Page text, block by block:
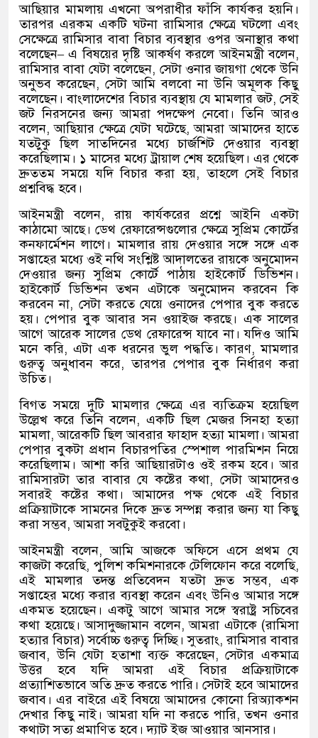
আছিয়ার মামলায় এখনো অপরাধীর ফাঁসি কার্যকর হয়নি।
তারপর এরকম একটি ঘটনা রামিসার ক্ষেত্রে ঘটলো এবং
সেক্ষেত্রে রামিসার বাবা বিচার ব্যবস্থার ওপর অনাস্থার কথা
বলেছেন–এ বিষয়ের দৃষ্টি আকর্ষণ করলে আইনমন্ত্রী বলেন,
রামিসার বাবা যেটা বলেছেন, সেটা ওনার জায়গা থেকে উনি
অনুভব করেছেন, সেটা আমি বলবো না উনি অমূলক কিছু
বলেছেন। বাংলাদেশের বিচার ব্যবস্থায় যে মামলার জট,সেই
জট নিরসনের জন্য আমরা পদক্ষেপ নেবো। তিনি আরও
বলেন,আছিয়ার ক্ষেত্রে যেটা ঘটেছে,আমরা আমাদের হাতে
যতটুকু ছিল সাতদিনের মধ্যে চার্জশিট দেওয়ার ব্যবস্থা
করেছিলাম। ১ মাসের মধ্যে ট্রায়াল শেষ হয়েছিল। এর থেকে
দ্রুততম সময়ে যদি বিচার করা হয়,তাহলে সেই বিচার
প্রশ্নবিদ্ধ হবে।
আইনমন্ত্রী বলেন,রায় কার্যকরের প্রশ্নে আইনি একটা
কাঠামো আছে। ডেথ রেফারেন্সগুলোর ক্ষেত্রে সুপ্রিম কোর্টের
কনফার্মেশন লাগে। মামলার রায় দেওয়ার সঙ্গে সঙ্গে এক
সপ্তাহের মধ্যে ওই নথি সংশ্লিষ্ট আদালতের রায়কে অনুমোদন
দেওয়ার জন্য সুপ্রিম কোর্টে পাঠায় হাইকোর্ট ডিভিশন।
হাইকোর্ট ডিভিশন তখন এটাকে অনুমোদন করবেন কি
করবেন না, সেটা করতে যেয়ে ওনাদের পেপার বুক করতে
হয়। পেপার বুক আবার সন ওয়াইজ করছে। এক সালের
আগে আরেক সালের ডেথ রেফারেন্স যাবে না। যদিও আমি
মনে করি, এটা এক ধরনের ভুল পদ্ধতি। কারণ,মামলার
গুরুত্ব অনুধাবন করে,তারপর পেপার বুক নির্ধারণ করা
উচিত।
বিগত সময়ে দুটি মামলার ক্ষেত্রে এর ব্যতিক্রম হয়েছিল
উল্লেখ করে তিনি বলেন, একটি ছিল মেজর সিনহা হত্যা
মামলা,আরেকটি ছিল আবরার ফাহাদ হত্যা মামলা। আমরা
পেপার বুকটা প্রধান বিচারপতির স্পেশাল পারমিশন নিয়ে
করেছিলাম। আশা করি আছিয়ারটাও ওই রকম হবে। আর
রামিসারটা তার বাবার যে কষ্টের কথা, সেটা আমাদেরও
সবারই কষ্টের কথা। আমাদের পক্ষ থেকে এই বিচার
প্রক্রিয়াটাকে সামনের দিকে দ্রুত সম্পন্ন করার জন্য যা কিছু
করা সম্ভব,আমরা সবটুকুই করবো।
আইনমন্ত্রী বলেন,আমি আজকে অফিসে এসে প্রথম যে
কাজটা করেছি, পুলিশ কমিশনারকে টেলিফোন করে বলেছি,
এই মামলার তদন্ত প্রতিবেদন যতটা দ্রুত সম্ভব,এক
সপ্তাহের মধ্যে করার ব্যবস্থা করেন এবং উনিও আমার সঙ্গে
একমত হয়েছেন। একটু আগে আমার সঙ্গে স্বরাষ্ট্র সচিবের
কথা হয়েছে। আসাদুজ্জামান বলেন,আমরা এটাকে(রামিসা
হত্যার বিচার)সর্বোচ্চ গুরুত্ব দিচ্ছি। সুতরাং,রামিসার বাবার
জবাব,উনি যেটা হতাশা ব্যক্ত করেছেন,সেটার একমাত্র
উত্তর হবে যদি আমরা এই বিচার প্রক্রিয়াটাকে
প্রত্যাশিতভাবে অতি দ্রুত করতে পারি। সেটাই হবে আমাদের
জবাব। এর বাইরে এই বিষয়ে আমাদের কোনো রিঅ্যাকশন
দেখার কিছু নাই। আমরা যদি না করতে পারি,তখন ওনার
কথাটা সত্য প্রমাণিত হবে। দ্যাট ইজ আওয়ার আনসার।